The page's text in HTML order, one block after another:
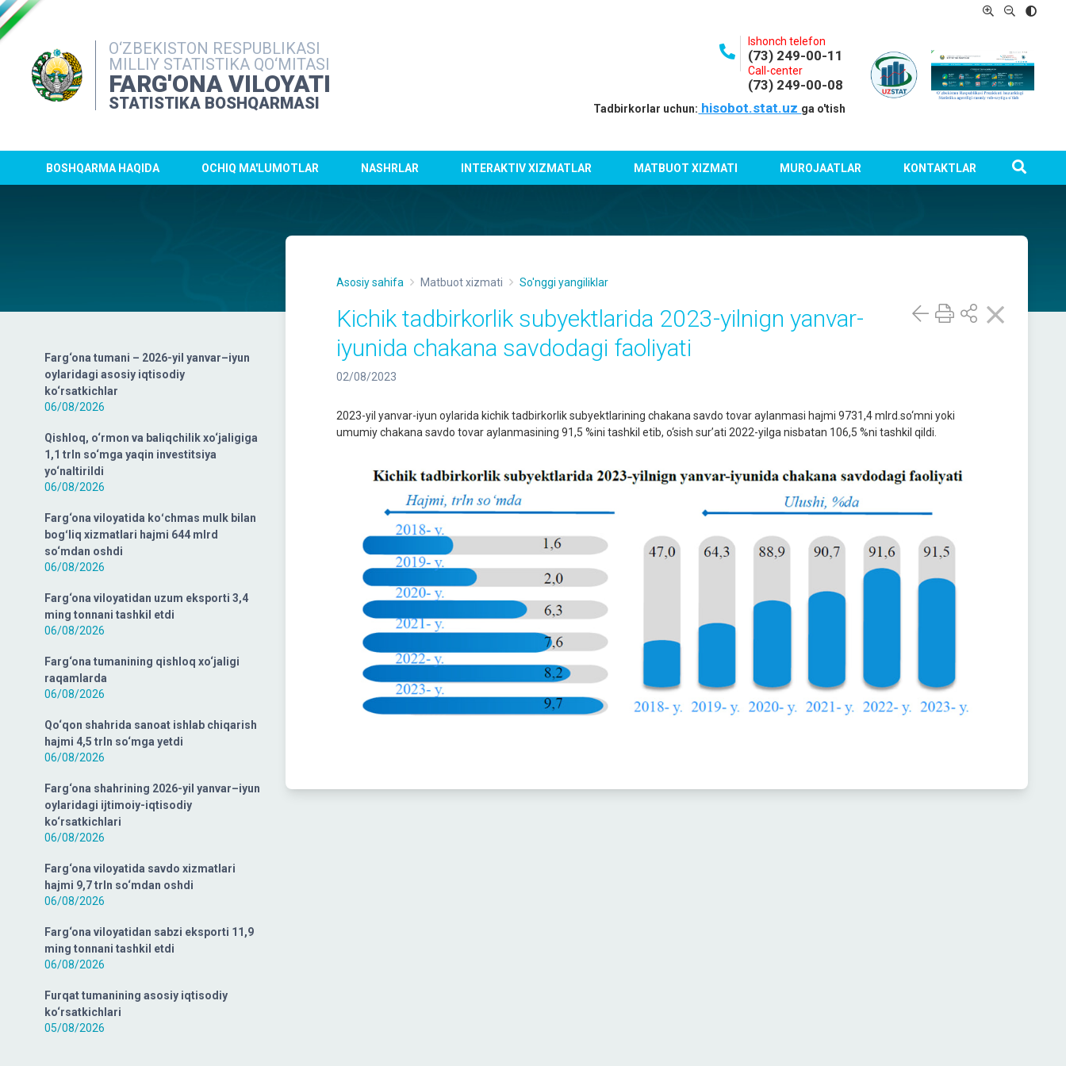
O‘ZBEKISTON RESPUBLIKASI
MILLIY STATISTIKA QO‘MITASI
FARG'ONA VILOYATI
STATISTIKA BOSHQARMASI
Ishonch telefon
(73) 249-00-11
Call-center
(73) 249-00-08
Tadbirkorlar uchun: hisobot.stat.uz ga o'tish
BOSHQARMA HAQIDA OCHIQ MA'LUMOTLAR NASHRLAR INTERAKTIV XIZMATLAR MATBUOT XIZMATI MUROJAATLAR KONTAKTLAR
Farg‘ona tumani – 2026-yil yanvar–iyun
oylaridagi asosiy iqtisodiy
ko‘rsatkichlar
06/08/2026
Qishloq, o‘rmon va baliqchilik xo‘jaligiga
1,1 trln so‘mga yaqin investitsiya
yo‘naltirildi
06/08/2026
Farg‘ona viloyatida koʻchmas mulk bilan
bogʻliq xizmatlari hajmi 644 mlrd
so‘mdan oshdi
06/08/2026
Farg‘ona viloyatidan uzum eksporti 3,4
ming tonnani tashkil etdi
06/08/2026
Farg‘ona tumanining qishloq xo‘jaligi
raqamlarda
06/08/2026
Qo‘qon shahrida sanoat ishlab chiqarish
hajmi 4,5 trln so‘mga yetdi
06/08/2026
Farg‘ona shahrining 2026-yil yanvar–iyun
oylaridagi ijtimoiy-iqtisodiy
ko‘rsatkichlari
06/08/2026
Farg‘ona viloyatida savdo xizmatlari
hajmi 9,7 trln so‘mdan oshdi
06/08/2026
Farg‘ona viloyatidan sabzi eksporti 11,9
ming tonnani tashkil etdi
06/08/2026
Furqat tumanining asosiy iqtisodiy
ko‘rsatkichlari
05/08/2026
Asosiy sahifa Matbuot xizmati So'nggi yangiliklar
Kichik tadbirkorlik subyektlarida 2023-yilnign yanvar-
iyunida chakana savdodagi faoliyati
02/08/2023
2023-yil yanvar-iyun oylarida kichik tadbirkorlik subyektlarining chakana savdo tovar aylanmasi hajmi 9731,4 mlrd.so‘mni yoki
umumiy chakana savdo tovar aylanmasining 91,5 %ini tashkil etib, o‘sish sur’ati 2022-yilga nisbatan 106,5 %ni tashkil qildi.